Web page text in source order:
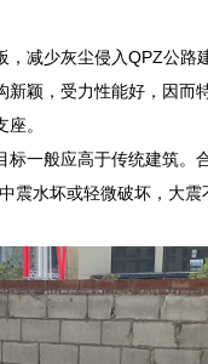
，减少灰尘侵入QPZ公路
新颖，受力性能好，因而
。
标一般应高于传统建筑。
震水坏或轻微破坏，大震